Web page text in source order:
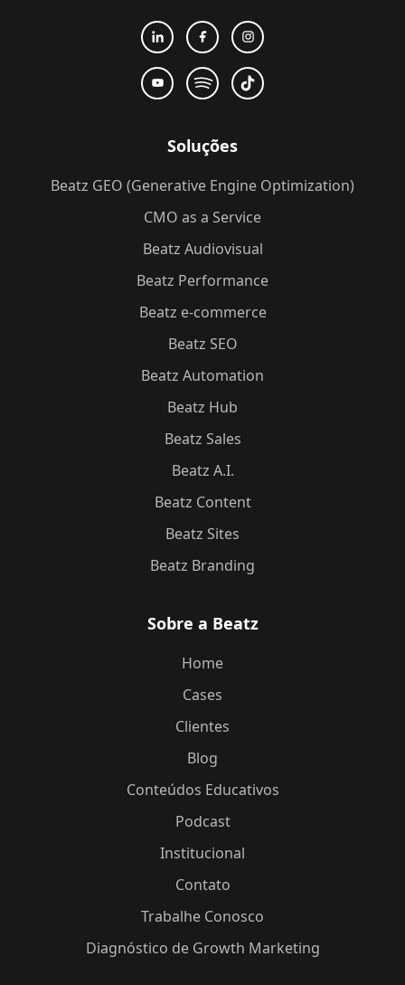
Soluções
Beatz GEO (Generative Engine Optimization)
CMO as a Service
Beatz Audiovisual
Beatz Performance
Beatz e-commerce
Beatz SEO
Beatz Automation
Beatz Hub
Beatz Sales
Beatz A.I.
Beatz Content
Beatz Sites
Beatz Branding
Sobre a Beatz
Home
Cases
Clientes
Blog
Conteúdos Educativos
Podcast
Institucional
Contato
Trabalhe Conosco
Diagnóstico de Growth Marketing